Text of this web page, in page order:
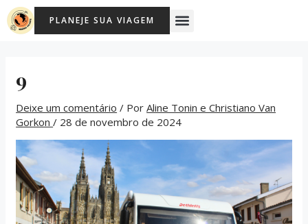
para
PLANEJE SUA VIAGEM Menu
9
Deixe um comentário / PorAline Tonin e Christiano Van
Gorkon/ 28 de novembro de 2024
Post
navigation